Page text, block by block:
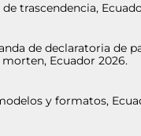
trascendencia,
de declaratoria de
morten, Ecuador 2026.
y formatos,